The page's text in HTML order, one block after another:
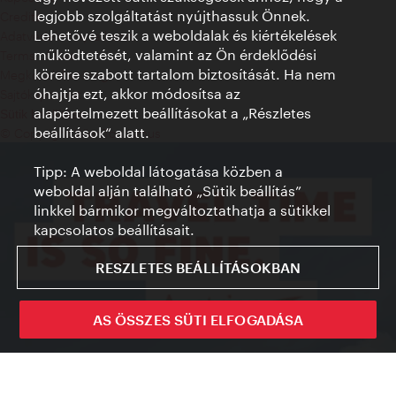
Credits
Adatvédelmi nyilatkozat
Terms of Use
Megközelíthetőség
Sajtókapcsolat
Sütik beállítása
© Copyright WienTourismus
legjobb szolgáltatást nyújthassuk Önnek.
Lehetővé teszik a weboldalak és kiértékelések
működtetését, valamint az Ön érdeklődési
köreire szabott tartalom biztosítását. Ha nem
óhajtja ezt, akkor módosítsa az
alapértelmezett beállításokat a „Részletes
beállítások“ alatt.
Tipp: A weboldal látogatása közben a
weboldal alján található „Sütik beállítás”
linkkel bármikor megváltoztathatja a sütikkel
kapcsolatos beállításait.
RESZLETES BEÁLLÍTÁSOKBAN
AS ÖSSZES SÜTI ELFOGADÁSA